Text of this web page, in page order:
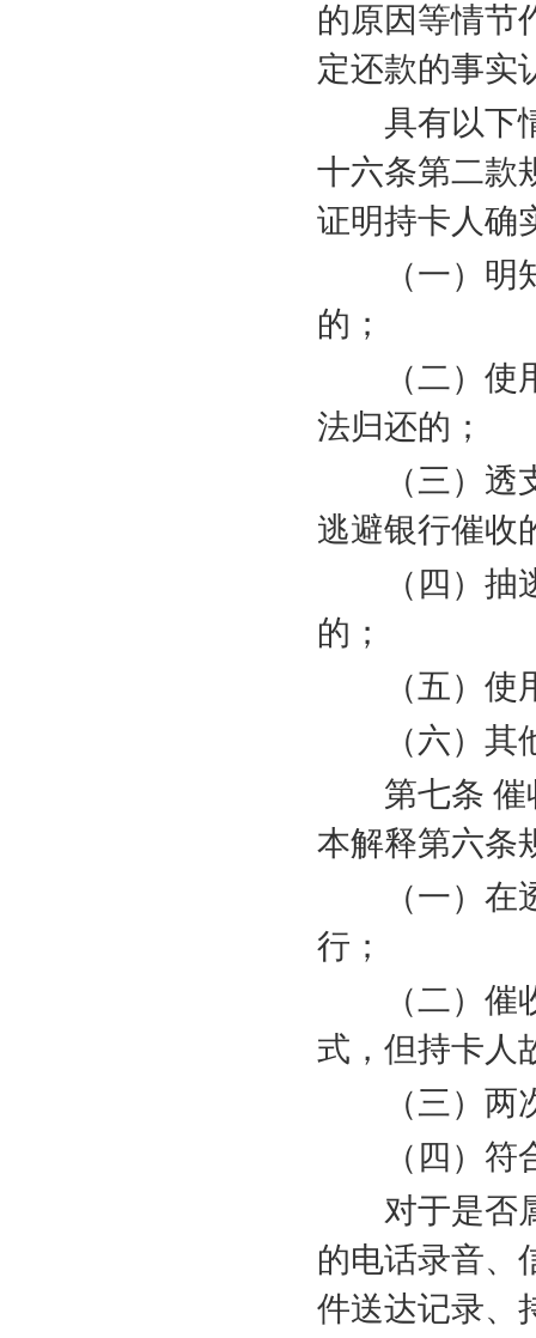
的原因等情节
定还款的事实
具有以下情
十六条第二款
证明持卡人确
（一）明知
的；
（二）使用
法归还的；
（三）透支
逃避银行催收
（四）抽逃
的；
（五）使用
（六）其他
第七条 催收
本解释第六条
（一）在透
行；
（二）催收
式，但持卡人
（三）两次
（四）符合
对于是否属
的电话录音、
件送达记录、